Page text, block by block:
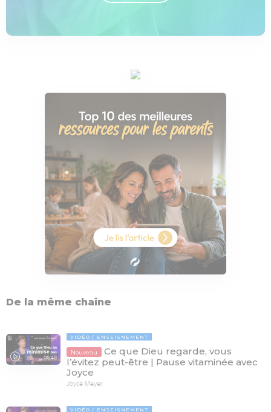
De la même chaîne
06:48
VIDÉO ENSEIGNEMENT
Nouveau
Ce que Dieu regarde, vous
l’évitez peut-être | Pause vitaminée avec
Joyce
Joyce Meyer
VIDÉO ENSEIGNEMENT